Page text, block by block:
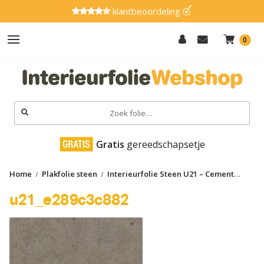
klantbeoordeling
0
Zoeken
naar:
Hout
Effen
Marmer
Glitter
Natuursteen
Textiel
Gereedschap
Gratis gereedschapsetje
Home Plakfolie steen
Interieurfolie Steen U21 – Cement
u21_e289c3c882